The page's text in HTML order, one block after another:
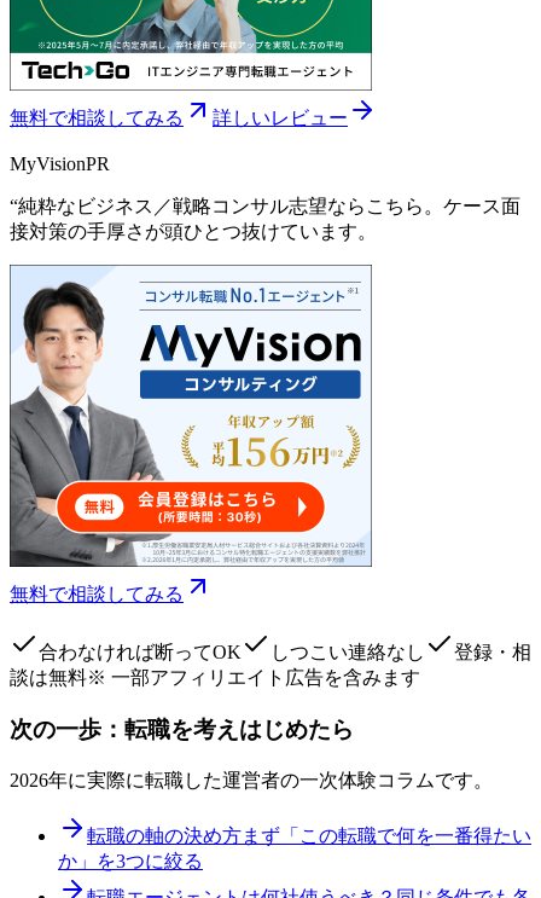
無料で相談してみる 詳しいレビュー
MyVisionPR
“純粋なビジネス／戦略コンサル志望ならこちら。ケース面
接対策の手厚さが頭ひとつ抜けています。
無料で相談してみる
合わなければ断ってOK しつこい連絡なし
登録・相
談は無料※ 一部アフィリエイト広告を含みます
次の一歩：転職を考えはじめたら
2026年に実際に転職した運営者の一次体験コラムです。
転職の軸の決め方まず「この転職で何を一番得たい
か」を3つに絞る